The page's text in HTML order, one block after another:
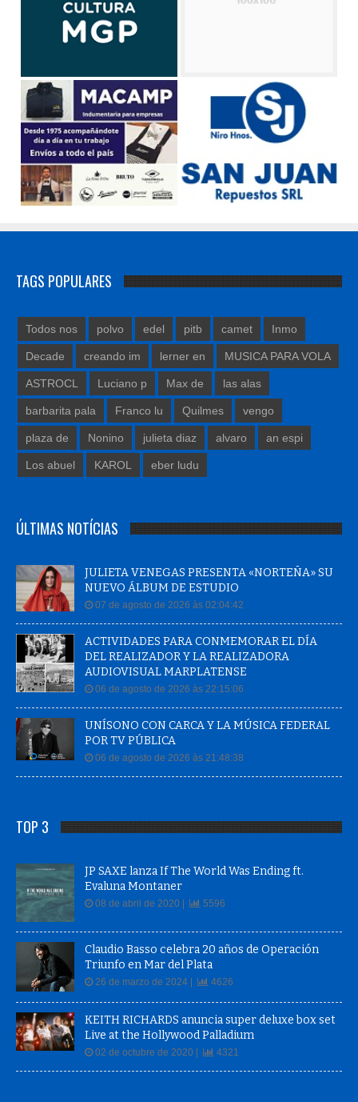
TAGS POPULARES
Todos nos polvo edel pitb camet Inmo
Decade creando im lerner en MUSICA PARA VOLA
ASTROCL Luciano p Max de las alas
barbarita pala Franco lu Quilmes vengo
plaza de Nonino julieta diaz alvaro an espi
Los abuel KAROL eber ludu
ÚLTIMAS NOTÍCIAS
JULIETA VENEGAS PRESENTA «NORTEÑA» SU
NUEVO ÁLBUM DE ESTUDIO
07 de agosto de 2026 às 02:04:42
ACTIVIDADES PARA CONMEMORAR EL DÍA
DEL REALIZADOR Y LA REALIZADORA
AUDIOVISUAL MARPLATENSE
06 de agosto de 2026 às 22:15:06
UNÍSONO CON CARCA Y LA MÚSICA FEDERAL
POR TV PÚBLICA
06 de agosto de 2026 às 21:48:38
TOP 3
JP SAXE lanza If The World Was Ending ft.
Evaluna Montaner
08 de abril de 2020 | 5596
Claudio Basso celebra 20 años de Operación
Triunfo en Mar del Plata
26 de marzo de 2024 | 4626
KEITH RICHARDS anuncia super deluxe box set
Live at the Hollywood Palladium
02 de octubre de 2020 | 4321